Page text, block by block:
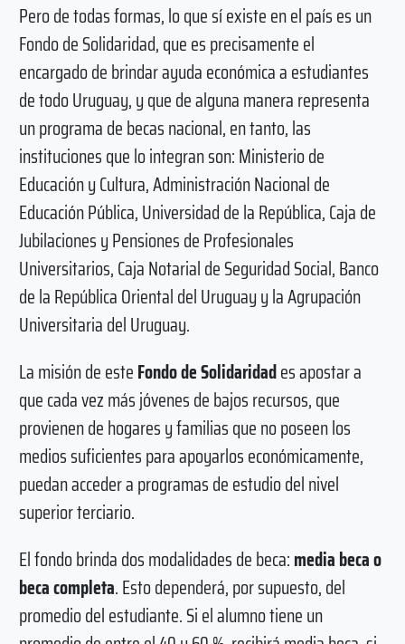
Pero de todas formas, lo que sí existe en el país es un
Fondo de Solidaridad, que es precisamente el
encargado de brindar ayuda económica a estudiantes
de todo Uruguay, y que de alguna manera representa
un programa de becas nacional, en tanto, las
instituciones que lo integran son: Ministerio de
Educación y Cultura, Administración Nacional de
Educación Pública, Universidad de la República, Caja de
Jubilaciones y Pensiones de Profesionales
Universitarios, Caja Notarial de Seguridad Social, Banco
de la República Oriental del Uruguay y la Agrupación
Universitaria del Uruguay.
La misión de esteFondo de Solidaridades apostar a
que cada vez más jóvenes de bajos recursos, que
provienen de hogares y familias que no poseen los
medios suficientes para apoyarlos económicamente,
puedan acceder a programas de estudio del nivel
superior terciario.
El fondo brinda dos modalidades de beca:media beca o
beca completa. Esto dependerá, por supuesto, del
promedio del estudiante. Si el alumno tiene un